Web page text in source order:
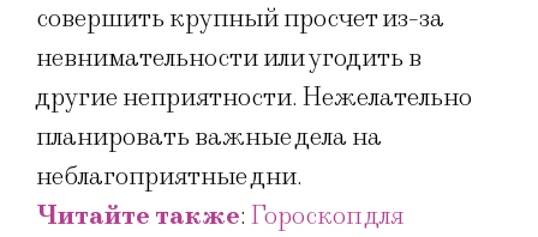
совершить крупный просчет из-за
невнимательности или угодить в
другие неприятности. Нежелательно
планировать важные дела на
неблагоприятные дни.
Читайте также: Гороскоп для